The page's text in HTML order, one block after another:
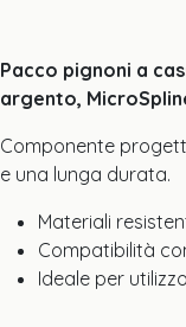
Pacco pignoni a
argento,
Componente
e una lunga durata.
Materiali
Compatibilità
Ideale per